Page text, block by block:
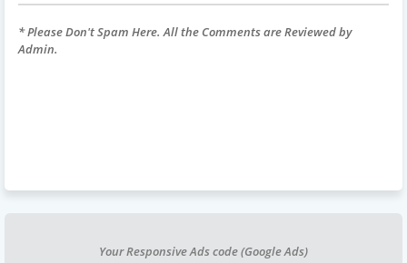
* Please Don't Spam Here. All the Comments are Reviewed by
Admin.
Your Responsive Ads code (Google Ads)